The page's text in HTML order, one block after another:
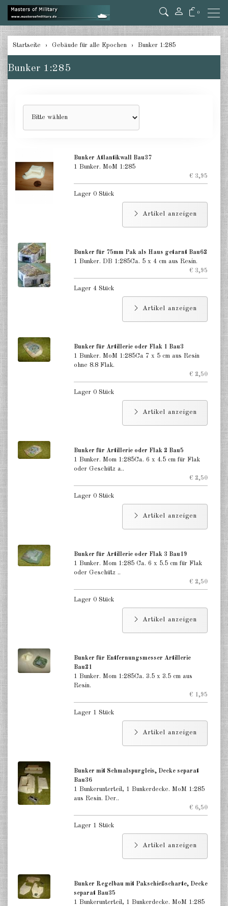
0
zurück
Befestigungen 1:285
Flugplatz 1:285
Gebäude Industrie 1:285
Gebäude japanischer Stil 1:285
Gebäude zivile andere 1:285
Kirchen 1:285
zur See Hafenanlagen 1:1200
Startseite Gebäude für alle Epochen Bunker 1:285
Bunker 1:285
Bunker Atlantikwall Bau37
1 Bunker. MoM 1:285
€ 3,95
Lager 0 Stück
Artikel anzeigen
Bunker für 75mm Pak als Haus getarnt Bau62
1 Bunker. DB 1:285Ca. 5 x 4 cm aus Resin.
€ 3,95
Lager 4 Stück
Artikel anzeigen
Bunker für Artillerie oder Flak 1 Bau3
1 Bunker. MoM 1:285Ca 7 x 5 cm aus Resin
ohne 8.8 Flak.
€ 2,50
Lager 0 Stück
Artikel anzeigen
Bunker für Artillerie oder Flak 2 Bau5
1 Bunker. Mom 1:285Ca. 6 x 4.5 cm für Flak
oder Geschütz a..
€ 2,50
Lager 0 Stück
Artikel anzeigen
Bunker für Artillerie oder Flak 3 Bau19
1 Bunker. Mom 1:285 Ca. 6 x 5.5 cm für Flak
oder Geschütz ..
€ 2,50
Lager 0 Stück
Artikel anzeigen
Bunker für Entfernungsmesser Artillerie
Bau21
1 Bunker. Mom 1:285Ca. 3.5 x 3.5 cm aus
Resin.
€ 1,95
Lager 1 Stück
Artikel anzeigen
Bunker mit Schmalspurgleis, Decke separat
Bau36
1 Bunkerunterteil, 1 Bunkerdecke. MoM 1:285
aus Resin. Der..
€ 6,50
Lager 1 Stück
Artikel anzeigen
Bunker Regelbau mit Pakschießscharte, Decke
separat Bau35
1 Bunkerunterteil, 1 Bunkerdecke. MoM 1:285